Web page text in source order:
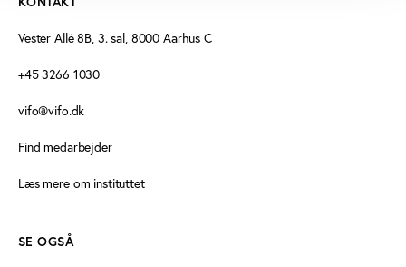
Vester Allé 8B, 3. sal, 8000 Aarhus C
+45 3266 1030
vifo@vifo.dk
Find medarbejder
Læs mere om instituttet
SE OGSÅ